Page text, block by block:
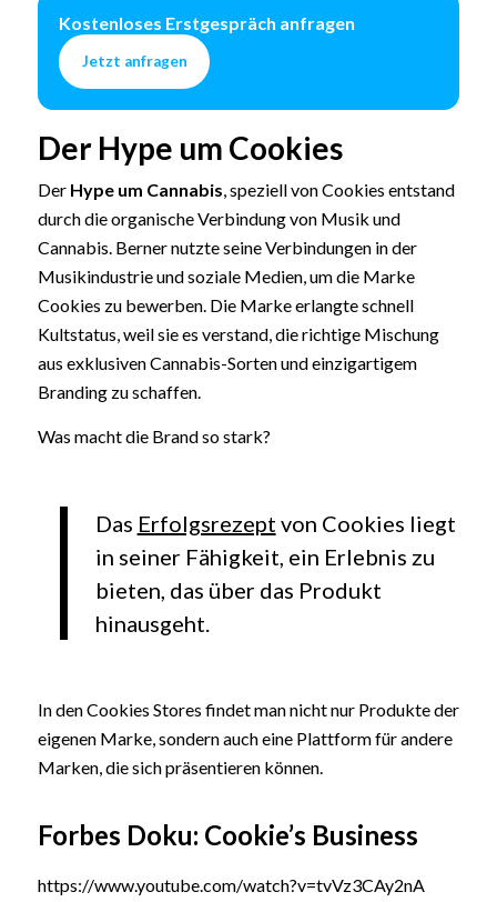
Kostenloses Erstgespräch anfragen
Jetzt anfragen
Der Hype um Cookies
Der Hype um Cannabis, speziell von Cookies entstand
durch die organische Verbindung von Musik und
Cannabis. Berner nutzte seine Verbindungen in der
Musikindustrie und soziale Medien, um die Marke
Cookies zu bewerben. Die Marke erlangte schnell
Kultstatus, weil sie es verstand, die richtige Mischung
aus exklusiven Cannabis-Sorten und einzigartigem
Branding zu schaffen.
Was macht die Brand so stark?
Das Erfolgsrezept von Cookies liegt
in seiner Fähigkeit, ein Erlebnis zu
bieten, das über das Produkt
hinausgeht.
In den Cookies Stores findet man nicht nur Produkte der
eigenen Marke, sondern auch eine Plattform für andere
Marken, die sich präsentieren können.
Forbes Doku: Cookie’s Business
https://www.youtube.com/watch?v=tvVz3CAy2nA